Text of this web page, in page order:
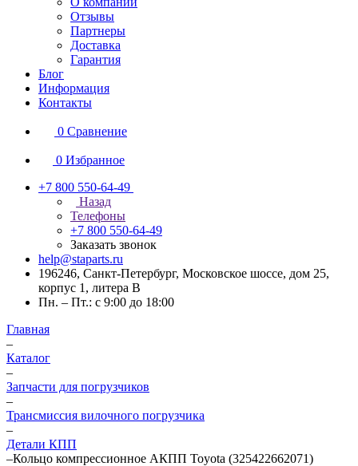
Отзывы
Партнеры
Доставка
Гарантия
Блог
Информация
Контакты
0 Сравнение
0 Избранное
+7 800 550-64-49
Назад
Телефоны
+7 800 550-64-49
Заказать звонок
help@staparts.ru
196246, Санкт-Петербург, Московское шоссе, дом 25,
корпус 1, литера В
Пн. – Пт.: с 9:00 до 18:00
Главная
–
Каталог
–
Запчасти для погрузчиков
–
Трансмиссия вилочного погрузчика
–
Детали КПП
–Кольцо компрессионное АКПП Toyota (325422662071)